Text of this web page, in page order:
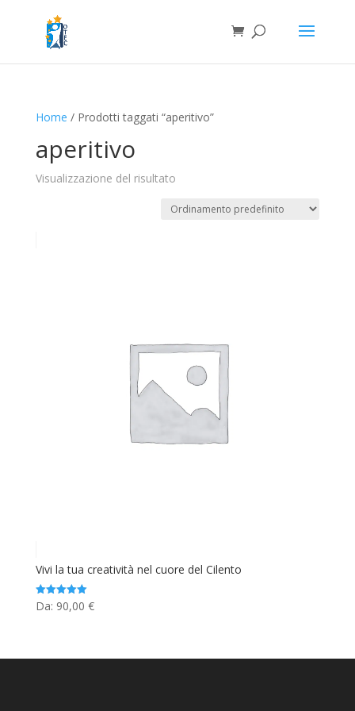
Home / Prodotti taggati “aperitivo”
aperitivo
Visualizzazione del risultato
Vivi la tua creatività nel cuore del Cilento
Valutato
5.00
Da: 90,00 €